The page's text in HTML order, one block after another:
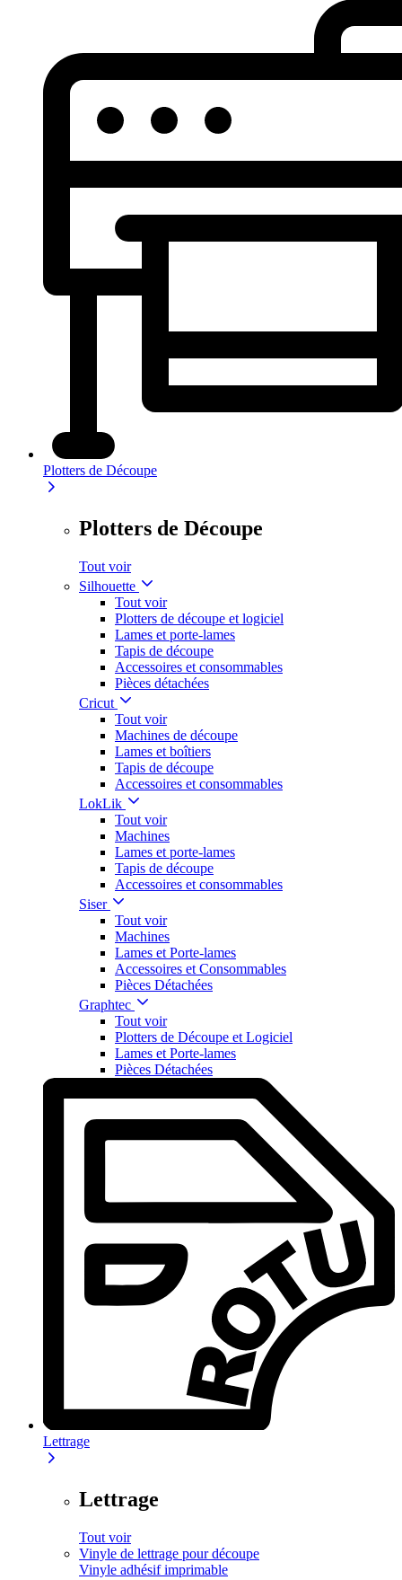
Plotters de Découpe
Plotters de Découpe
Tout voir
Silhouette
Tout voir
Plotters de découpe et logiciel
Lames et porte-lames
Tapis de découpe
Accessoires et consommables
Pièces détachées
Cricut
Tout voir
Machines de découpe
Lames et boîtiers
Tapis de découpe
Accessoires et consommables
LokLik
Tout voir
Machines
Lames et porte-lames
Tapis de découpe
Accessoires et consommables
Siser
Tout voir
Machines
Lames et Porte-lames
Accessoires et Consommables
Pièces Détachées
Graphtec
Tout voir
Plotters de Découpe et Logiciel
Lames et Porte-lames
Pièces Détachées
Lettrage
Lettrage
Tout voir
Vinyle de lettrage pour découpe
Vinyle adhésif imprimable